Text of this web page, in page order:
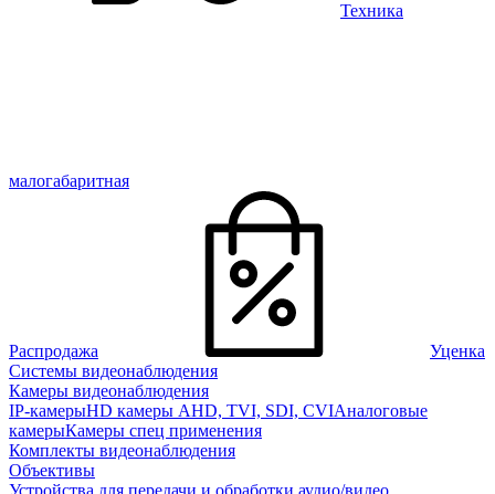
Техника
малогабаритная
Распродажа
Уценка
Системы видеонаблюдения
Камеры видеонаблюдения
IP-камерыHD камеры AHD, TVI, SDI, CVIАналоговые
камерыКамеры спец применения
Комплекты видеонаблюдения
Объективы
Устройства для передачи и обработки аудио/видео